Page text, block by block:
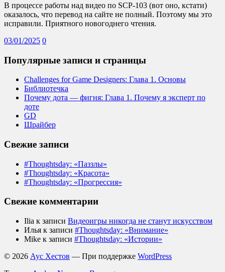
В процессе работы над видео по SCP-103 (вот оно, кстати)
оказалось, что перевод на сайте не полный. Поэтому мы это
исправили. Приятного новогоднего чтения.
03/01/2025 0
Популярные записи и страницы
Challenges for Game Designers: Глава 1. Основы
Библиотечка
Почему дота — фигня: Глава 1. Почему я эксперт по
доте
GD
Шрайбер
Свежие записи
#Thoughtsday: «Паззлы»
#Thoughtsday: «Красота»
#Thoughtsday: «Прогрессия»
Свежие комментарии
Ilia к записи Видеоигры никогда не станут искусством
Илья к записи #Thoughtsday: «Внимание»
Mike к записи #Thoughtsday: «Истории»
© 2026 Аус Хестов — При поддержке WordPress